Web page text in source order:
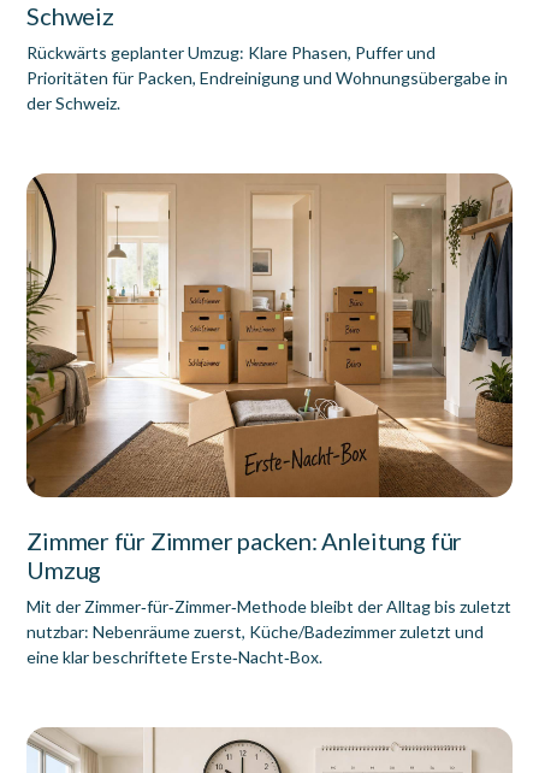
Schweiz
Rückwärts geplanter Umzug: Klare Phasen, Puffer und
Prioritäten für Packen, Endreinigung und Wohnungsübergabe in
der Schweiz.
Zimmer für Zimmer packen: Anleitung für
Umzug
Mit der Zimmer‑für‑Zimmer‑Methode bleibt der Alltag bis zuletzt
nutzbar: Nebenräume zuerst, Küche/Badezimmer zuletzt und
eine klar beschriftete Erste‑Nacht‑Box.